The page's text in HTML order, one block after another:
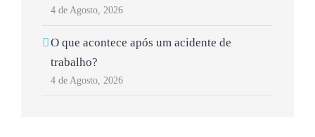
4 de Agosto, 2026
O que acontece após um acidente de
trabalho?
4 de Agosto, 2026